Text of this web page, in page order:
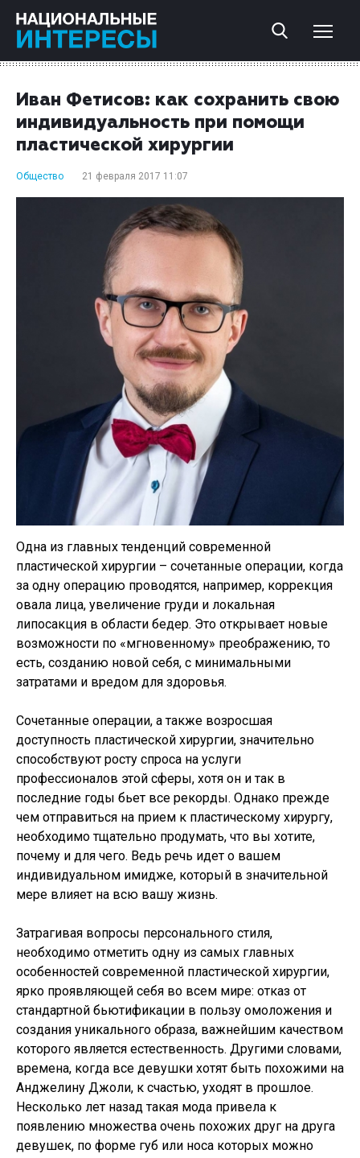
Иван Фетисов: как сохранить свою
индивидуальность при помощи
пластической хирургии
Общество 21 февраля 2017 11:07
Одна из главных тенденций современной
пластической хирургии – сочетанные операции, когда
за одну операцию проводятся, например, коррекция
овала лица, увеличение груди и локальная
липосакция в области бедер. Это открывает новые
возможности по «мгновенному» преображению, то
есть, созданию новой себя, с минимальными
затратами и вредом для здоровья.
Сочетанные операции, а также возросшая
доступность пластической хирургии, значительно
способствуют росту спроса на услуги
профессионалов этой сферы, хотя он и так в
последние годы бьет все рекорды. Однако прежде
чем отправиться на прием к пластическому хирургу,
необходимо тщательно продумать, что вы хотите,
почему и для чего. Ведь речь идет о вашем
индивидуальном имидже, который в значительной
мере влияет на всю вашу жизнь.
Затрагивая вопросы персонального стиля,
необходимо отметить одну из самых главных
особенностей современной пластической хирургии,
ярко проявляющей себя во всем мире: отказ от
стандартной бьютификации в пользу омоложения и
создания уникального образа, важнейшим качеством
которого является естественность. Другими словами,
времена, когда все девушки хотят быть похожими на
Анджелину Джоли, к счастью, уходят в прошлое.
Несколько лет назад такая мода привела к
появлению множества очень похожих друг на друга
девушек, по форме губ или носа которых можно